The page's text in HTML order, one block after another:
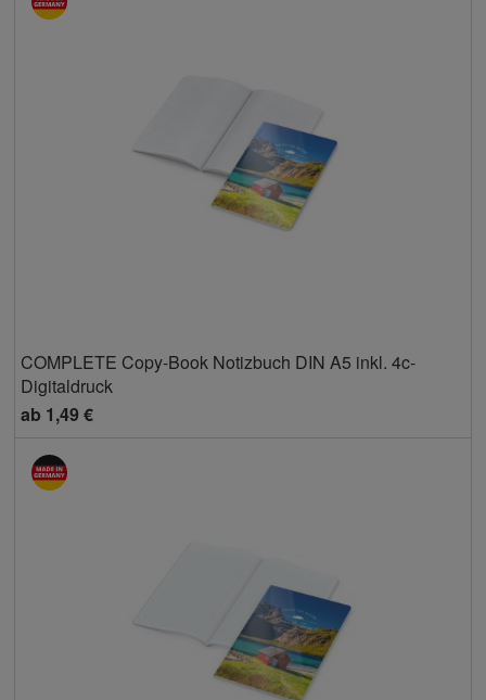
COMPLETE Copy-Book Notizbuch DIN A5 inkl. 4c-
Digitaldruck
ab 1,49 €